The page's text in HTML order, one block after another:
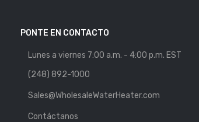
MAYORISTA DE
PONTE EN CONTACTO
Lunes a viernes 7:00 a.m. - 4:00 p.m. EST
(248) 892-1000
Sales@WholesaleWaterHeater.com
Contáctanos